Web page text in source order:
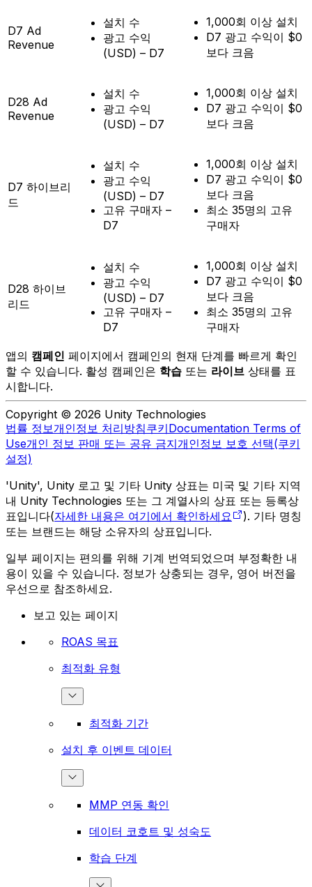
D7 Ad
Revenue
설치 수
광고 수익
(USD) – D7
1,000회 이상 설치
D7 광고 수익이 $0
보다 크음
D28 Ad
Revenue
설치 수
광고 수익
(USD) – D7
1,000회 이상 설치
D7 광고 수익이 $0
보다 크음
D7 하이브리
드
설치 수
광고 수익
(USD) – D7
고유 구매자 –
D7
1,000회 이상 설치
D7 광고 수익이 $0
보다 크음
최소 35명의 고유
구매자
D28 하이브
리드
설치 수
광고 수익
(USD) – D7
고유 구매자 –
D7
1,000회 이상 설치
D7 광고 수익이 $0
보다 크음
최소 35명의 고유
구매자
앱의 캠페인 페이지에서 캠페인의 현재 단계를 빠르게 확인
할 수 있습니다. 활성 캠페인은 학습 또는 라이브 상태를 표
시합니다.
Copyright © 2026 Unity Technologies
법률 정보개인정보 처리방침쿠키Documentation Terms of
Use개인 정보 판매 또는 공유 금지개인정보 보호 선택(쿠키
설정)
'Unity', Unity 로고 및 기타 Unity 상표는 미국 및 기타 지역
내 Unity Technologies 또는 그 계열사의 상표 또는 등록상
표입니다(자세한 내용은 여기에서 확인하세요
). 기타 명칭
또는 브랜드는 해당 소유자의 상표입니다.
일부 페이지는 편의를 위해 기계 번역되었으며 부정확한 내
용이 있을 수 있습니다. 정보가 상충되는 경우, 영어 버전을
우선으로 참조하세요.
보고 있는 페이지
ROAS 목표
최적화 유형
최적화 기간
설치 후 이벤트 데이터
MMP 연동 확인
데이터 코호트 및 성숙도
학습 단계